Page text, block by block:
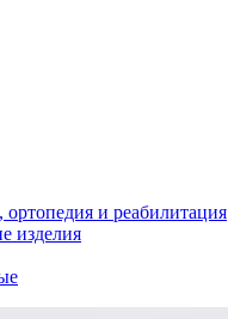
ортопедия и реабилитация
изделия